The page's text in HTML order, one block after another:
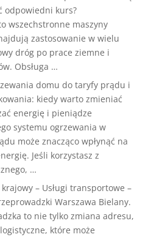
odpowiedni kurs?
wszechstronne maszyny
zastosowanie w wielu
dróg po prace ziemne i
Obsługa …
domu do taryfy prądu i
kiedy warto zmieniać
energię i pieniądze
systemu ogrzewania w
może znacząco wpłynąć na
Jeśli korzystasz z
…
– Usługi transportowe –
Warszawa Bielany.
to nie tylko zmiana adresu,
które może